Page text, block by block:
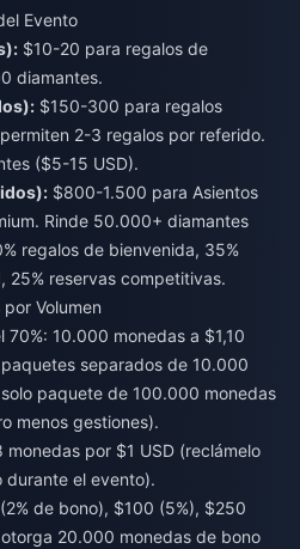
Evento
$10-20 para regalos de
diamantes.
$150-300 para regalos
2-3 regalos por referido.
($5-15 USD).
$800-1.500 para Asientos
Rinde 50.000+ diamantes
regalos de bienvenida, 35%
25% reservas competitivas.
Volumen
10.000 monedas a $1,10
separados de 10.000
paquete de 100.000 monedas
menos gestiones).
por $1 USD (reclámelo
durante el evento).
de bono), $100 (5%), $250
20.000 monedas de bono